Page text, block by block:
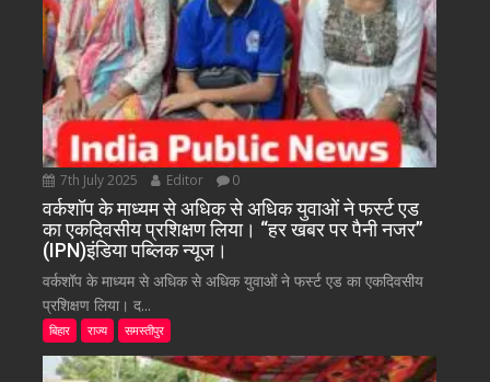
7th July 2025 Editor 0
वर्कशॉप के माध्यम से अधिक से अधिक युवाओं ने फर्स्ट एड
का एकदिवसीय प्रशिक्षण लिया। “हर खबर पर पैनी नजर”
(IPN)इंडिया पब्लिक न्यूज।
वर्कशॉप के माध्यम से अधिक से अधिक युवाओं ने फर्स्ट एड का एकदिवसीय
प्रशिक्षण लिया। द...
बिहार राज्य समस्तीपुर